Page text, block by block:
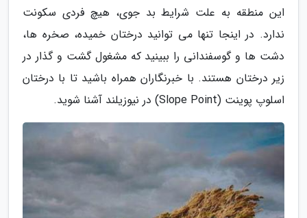
این منطقه به علت شرایط بد جوی، هیچ فردی سکونت
ندارد. در اینجا تنها می توانید درختان خمیده، صخره ها،
دشت ها و گوسفندانی را ببینید که مشغول گشت و گذار در
زیر درختان هستند. با خبرنگاران همراه باشید تا با درختان
اسلوپ پوینت (Slope Point) در نیوزیلند آشنا شوید.